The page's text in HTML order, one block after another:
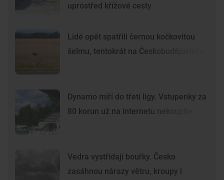
uprostřed křížové cesty
Lidé opět spatřili černou kočkovitou
šelmu, tentokrát na Českobudějovicku
Dynamo míří do třetí ligy. Vstupenky za
80 korun už na internetu nekoupíte
Vedra vystřídají bouřky. Česko
zasáhnou nárazy větru, kroupy i